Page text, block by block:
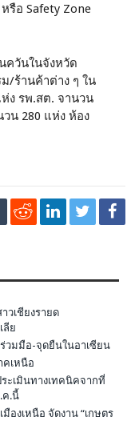
รือ Safety Zone
ควันในจังหวัด
/ร้านค้าต่าง ๆ ใน
ง รพ.สต. จานวน
น 280 แห่ง ห้อง
วเชียงรายด
ลีย
วมมือ-จุดยืนในอาเซียน
คเหนือ
ะเมินทางเทคนิคจากที่
ค.นี้
องเหนือ จัดงาน “เกษตร